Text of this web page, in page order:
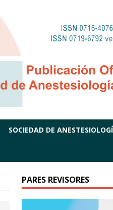
SOCIEDAD DE
PARES REVISORES